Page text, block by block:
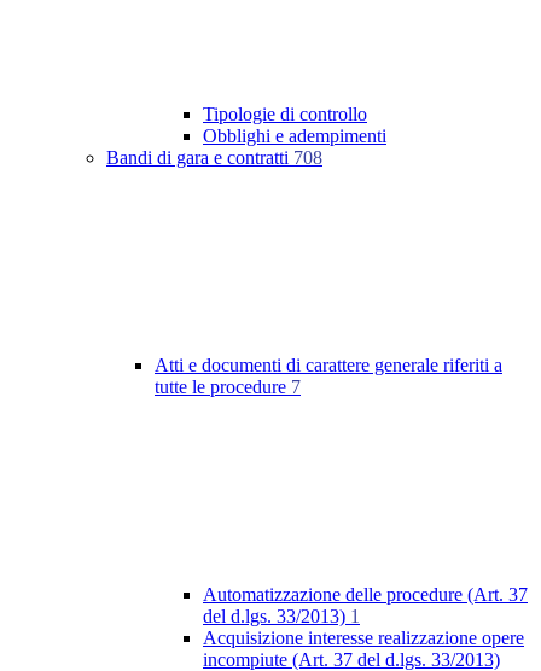
Tipologie di controllo
Obblighi e adempimenti
Bandi di gara e contratti 708
Atti e documenti di carattere generale riferiti a
tutte le procedure 7
Automatizzazione delle procedure (Art. 37
del d.lgs. 33/2013) 1
Acquisizione interesse realizzazione opere
incompiute (Art. 37 del d.lgs. 33/2013)